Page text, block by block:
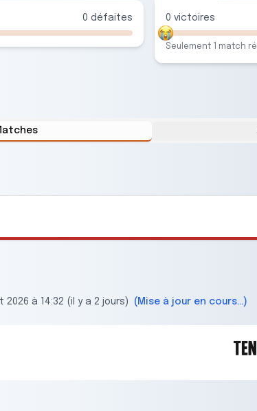
0 défaites 0 victoires
Seulement match
2026 à 14:32 (il y a 2 jours) (Mise à jour en cours...)